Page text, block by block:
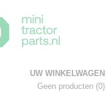
UW WINKELWAGEN
Geen producten (0)